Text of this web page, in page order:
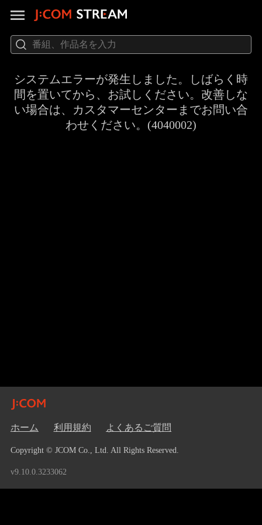
システムエラーが発生しました。しばらく時
間を置いてから、お試しください。改善しな
い場合は、カスタマーセンターまでお問い合
わせください。(4040002)
ホーム 利用規約 よくあるご質問
Copyright © JCOM Co., Ltd. All Rights Reserved.
v9.10.0.3233062